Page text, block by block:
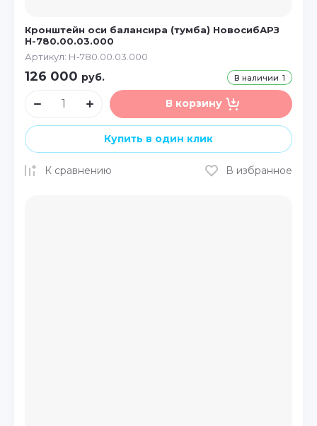
Кронштейн оси балансира (тумба) НовосибАРЗ
Н-780.00.03.000
Артикул: Н-780.00.03.000
В наличии 1
126 000 руб.
В корзину
Купить в один клик
К сравнению В избранное